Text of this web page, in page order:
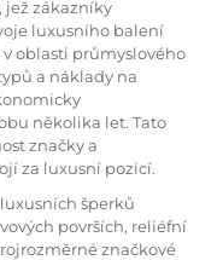
jež zákazníky
luxusního balení
oblasti průmyslového
a náklady na
několika let. Tato
značky a
za luxusní pozicí.
šperků
površích, reliéfní
značkové